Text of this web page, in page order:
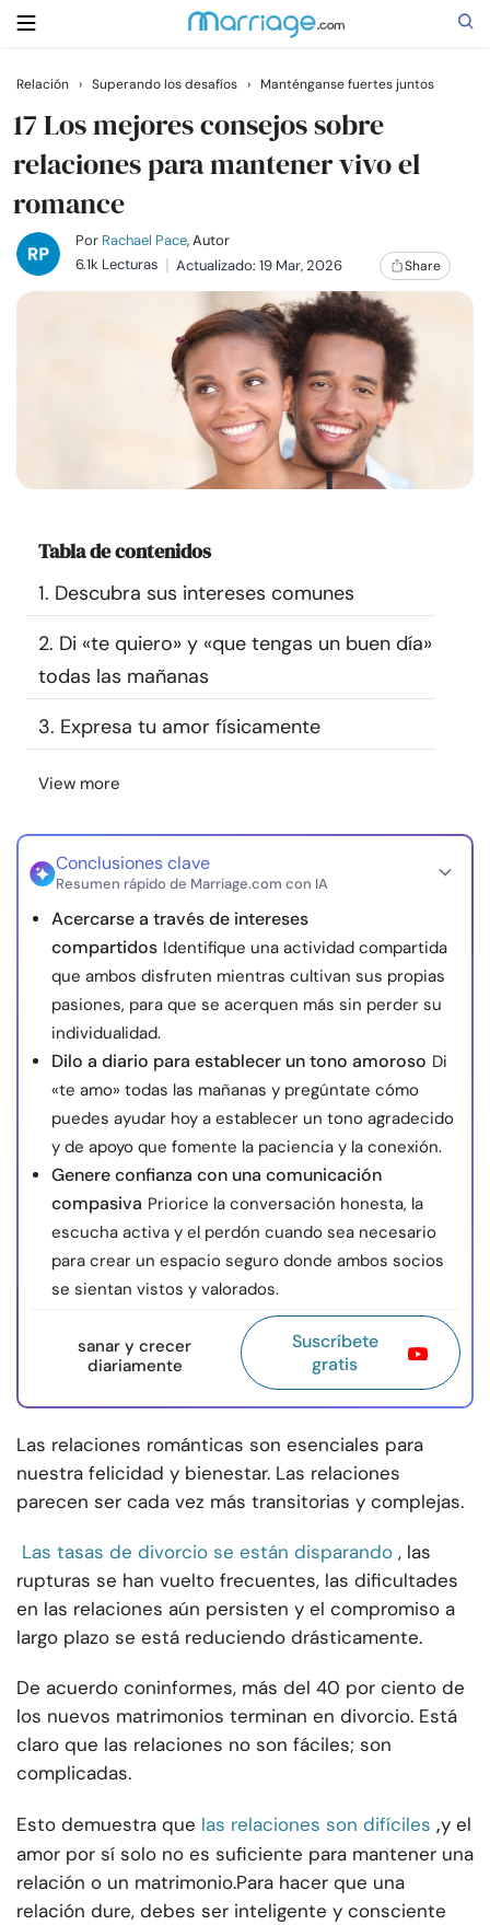
Buscar
Casarse
Relaciones
Comunidad
Encuentra un terapeuta
Idioma ES
Sobre nosotros
© Copyright 2026. Todos los derechos reservados.
Relación › Superando los desafíos › Manténganse fuertes juntos
17 Los mejores consejos sobre
relaciones para mantener vivo el
romance
Por Rachael Pace, Autor
6.1k Lecturas
Actualizado: 19 Mar, 2026 Share
Tabla de contenidos
1. Descubra sus intereses comunes
2. Di «te quiero» y «que tengas un buen día»
todas las mañanas
3. Expresa tu amor físicamente
View more
Conclusiones clave
Resumen rápido de Marriage.com con IA
Acercarse a través de intereses
compartidos Identifique una actividad compartida
que ambos disfruten mientras cultivan sus propias
pasiones, para que se acerquen más sin perder su
individualidad.
Dilo a diario para establecer un tono amoroso Di
«te amo» todas las mañanas y pregúntate cómo
puedes ayudar hoy a establecer un tono agradecido
y de apoyo que fomente la paciencia y la conexión.
Genere confianza con una comunicación
compasiva Priorice la conversación honesta, la
escucha activa y el perdón cuando sea necesario
para crear un espacio seguro donde ambos socios
se sientan vistos y valorados.
sanar y crecer
diariamente
Suscríbete
gratis
Las relaciones románticas son esenciales para
nuestra felicidad y bienestar. Las relaciones
parecen ser cada vez más transitorias y complejas.
Las tasas de divorcio se están disparando , las
rupturas se han vuelto frecuentes, las dificultades
en las relaciones aún persisten y el compromiso a
largo plazo se está reduciendo drásticamente.
De acuerdo coninformes, más del 40 por ciento de
los nuevos matrimonios terminan en divorcio. Está
claro que las relaciones no son fáciles; son
complicadas.
Esto demuestra que las relaciones son difíciles ,y el
amor por sí solo no es suficiente para mantener una
relación o un matrimonio.Para hacer que una
relación dure, debes ser inteligente y consciente